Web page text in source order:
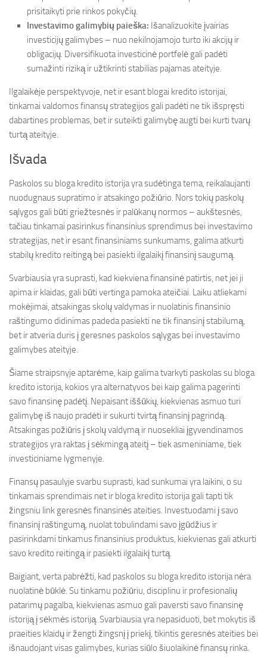
prisitaikyti prie rinkos pokyčių.
Investavimo galimybių paieška: Išanalizuokite įvairias
investicijų galimybes – nuo nekilnojamojo turto iki akcijų ir
obligacijų. Diversifikuota investicinė portfelė gali padėti
sumažinti riziką ir užtikrinti stabilias pajamas ateityje.
Ilgalaikėje perspektyvoje, net ir esant blogai kredito istorijai,
tinkamai valdomos finansų strategijos gali padėti ne tik išspręsti
dabartines problemas, bet ir suteikti galimybę augti bei kurti tvarų
turtą ateityje.
Išvada
Paskolos su bloga kredito istorija yra sudėtinga tema, reikalaujanti
nuodugnaus supratimo ir atsakingo požiūrio. Nors tokių paskolų
sąlygos gali būti griežtesnės ir palūkanų normos – aukštesnės,
tačiau tinkamai pasirinkus finansinius sprendimus bei investavimo
strategijas, net ir esant finansiniams sunkumams, galima atkurti
stabilų kredito reitingą bei pasiekti ilgalaikį finansinį saugumą.
Svarbiausia yra suprasti, kad kiekviena finansinė patirtis, net jei ji
apima ir klaidas, gali būti vertinga pamoka ateičiai. Laiku atliekami
mokėjimai, atsakingas skolų valdymas ir nuolatinis finansinio
raštingumo didinimas padeda pasiekti ne tik finansinį stabilumą,
bet ir atveria duris į geresnes paskolos sąlygas bei investavimo
galimybes ateityje.
Šiame straipsnyje aptarėme, kaip galima tvarkyti paskolas su bloga
kredito istorija, kokios yra alternatyvos bei kaip galima pagerinti
savo finansinę padėtį. Nepaisant iššūkių, kiekvienas asmuo turi
galimybę iš naujo pradėti ir sukurti tvirtą finansinį pagrindą.
Atsakingas požiūris į skolų valdymą ir nuosekliai įgyvendinamos
strategijos yra raktas į sėkmingą ateitį – tiek asmeniniame, tiek
investiciniame lygmenyje.
Finansų pasaulyje svarbu suprasti, kad sunkumai yra laikini, o su
tinkamais sprendimais net ir bloga kredito istorija gali tapti tik
žingsniu link geresnės finansinės ateities. Investuodami į savo
finansinį raštingumą, nuolat tobulindami savo įgūdžius ir
pasirinkdami tinkamus finansinius produktus, kiekvienas gali atkurti
savo kredito reitingą ir pasiekti ilgalaikį turtą.
Baigiant, verta pabrėžti, kad paskolos su bloga kredito istorija nėra
nuolatinė būklė. Su tinkamu požiūriu, disciplinu ir profesionalių
patarimų pagalba, kiekvienas asmuo gali paversti savo finansinę
istoriją į sėkmės istoriją. Svarbiausia yra nepasiduoti, bet mokytis iš
praeities klaidų ir žengti žingsnį į priekį, tikintis geresnės ateities bei
išnaudojant visas galimybes, kurias siūlo šiuolaikinė finansų rinka.